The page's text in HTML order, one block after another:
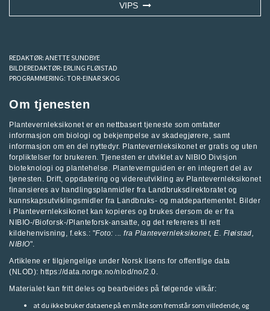
VIPS
REDAKTØR: ANETTE SUNDBYE
BILDEREDAKTØR: ERLING FLØISTAD
PROGRAMMERING: TOR-EINAR SKOG
Om tjenesten
Plantevernleksikonet er en nettbasert tjeneste som omfatter
informasjon om biologi og bekjempelse av skadegjørere, samt
informasjon om en del nyttedyr. Plantevernleksikonet er gratis og uten
forpliktelser for brukeren. Tjenesten er utviklet av NIBIO Divisjon
bioteknologi og plantehelse . Plantevernguiden er en integrert del av
tjenesten. Drift, oppdatering og videreutvikling av Plantevernleksikonet
finansieres av handlingsplanmidler fra Landbruksdirektoratetog
kunnskapsutviklingsmidler fra Landbruks- og matdepartementet. Bilder
i Plantevernleksikonet kan kopieres og brukes dersom de er fra
NIBIO-/Bioforsk-/Planteforsk-ansatte, og det refereres til rett
kildehenvisning, f.eks.: "Foto: ... fra Plantevernleksikonet, E. Fløistad,
NIBIO".
Artiklene er tilgjengelige under Norsk lisens for offentlige data
(NLOD): https://data.norge.no/nlod/no/2.0.
Materialet kan fritt deles og bearbeides på følgende vilkår:
at du ikke bruker dataene på en måte som fremstår som villedende, og